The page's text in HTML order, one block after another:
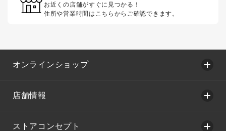
お近くの店舗がすぐに見つかる！
住所や営業時間はこちらからご確認できます。
オンラインショップ
店舗情報
ストアコンセプト